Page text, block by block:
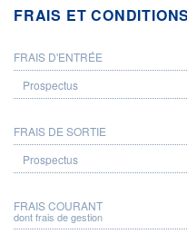
FRAIS ET
PROSPECTUS
FRAIS D'ENTRÉE
FRAIS DE SORTIE
FRAIS COURANT
dont frais de gestion